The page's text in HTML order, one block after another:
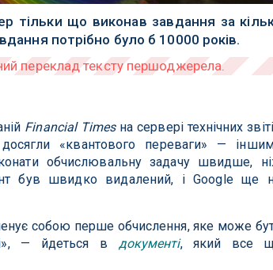
тільки що виконав завдання за
потрібно було б 10000 років.
Financial Timesна сервері технічних
«квантового переваги» —
обчислювальну задачу швидше,
був швидко видалений, і Google ще
собою перше обчислення, яке може
— йдеться в документі, який все